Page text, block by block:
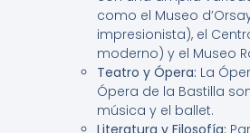
como el Museo
impresionista), el
moderno) y el Museo
Teatro y Ópera: La
Ópera de la Bastilla
música y el ballet.
Literatura y Filosofía: